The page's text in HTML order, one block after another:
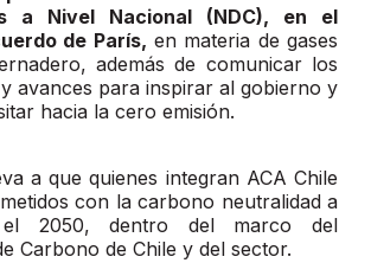
a Nivel Nacional (NDC), en el
de París, en materia de gases
además de comunicar los
avances para inspirar al gobierno y
hacia la cero emisión.
a que quienes integran ACA Chile
con la carbono neutralidad a
2050, dentro del marco del
Carbono de Chile y del sector.